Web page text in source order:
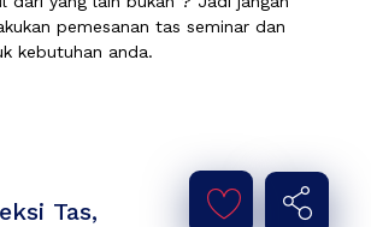
pemesanan tas seminar dan
kebutuhan anda.
Tas,